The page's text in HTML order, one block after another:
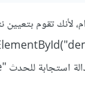
تقوم بتعيين